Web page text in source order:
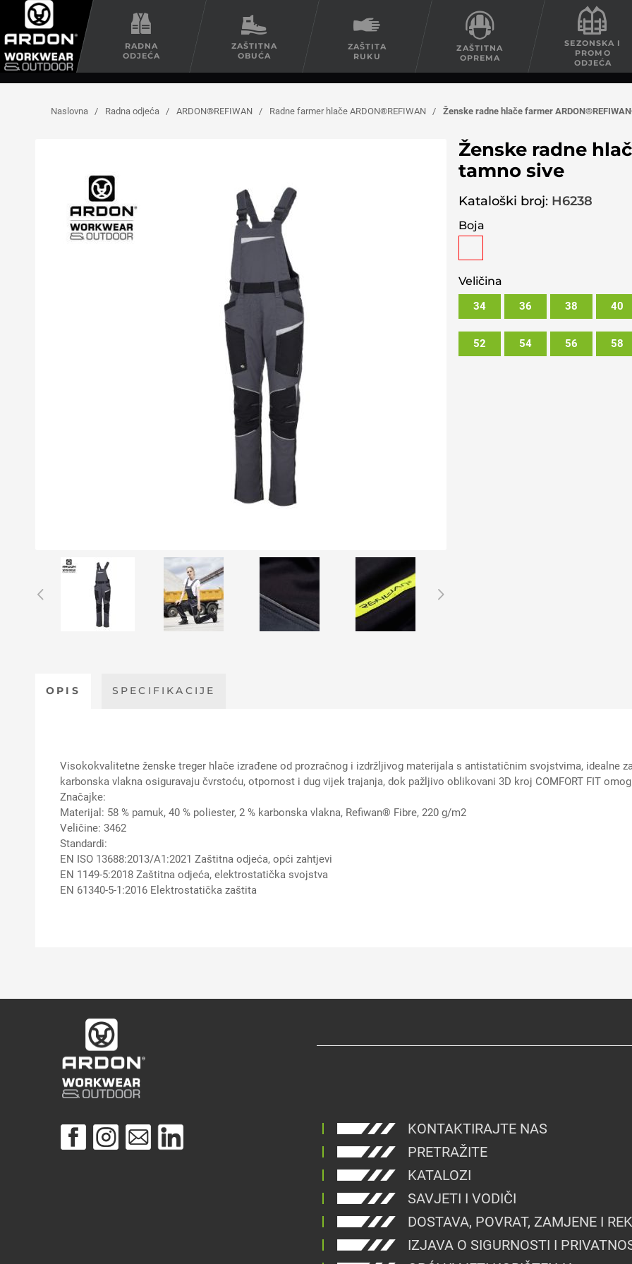
RADNA
ODJEĆA
ZAŠTITNA
OBUĆA
ZAŠTITA
RUKU
ZAŠTITNA
OPREMA
SEZONSKA I
PROMO
ODJEĆA
Naslovna / Radna odjeća / ARDON®REFIWAN / Radne farmer hlače ARDON®REFIWAN / Ženske radne hlače farmer
Ženske radne
tamno sive
Kataloški broj: H6238
Boja
Veličina
34 36 38 40
52 54 56 58
OPIS SPECIFIKACIJE
Visokokvalitetne ženske treger hlače izrađene od prozračnog i izdržljivog materijala s antistatičnim svojstvima, idealne
karbonska vlakna osiguravaju čvrstoću, otpornost i dug vijek trajanja, dok pažljivo oblikovani 3D kroj COMFORT FIT
Značajke:
Materijal: 58 % pamuk, 40 % poliester, 2 % karbonska vlakna, Refiwan® Fibre, 220 g/m2
Veličine: 3462
Standardi:
EN ISO 13688:2013/A1:2021 Zaštitna odjeća, opći zahtjevi
EN 1149-5:2018 Zaštitna odjeća, elektrostatička svojstva
EN 61340-5-1:2016 Elektrostatička zaštita
KONTAKTIRAJTE NAS
PRETRAŽITE
KATALOZI
SAVJETI I VODIČI
DOSTAVA, POVRAT, ZAMJENE I
IZJAVA O SIGURNOSTI I